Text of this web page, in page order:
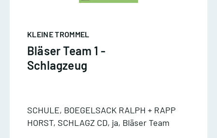
KLEINE TROMMEL
Bläser Team 1 -
Schlagzeug
SCHULE, BOEGELSACK RALPH + RAPP
HORST, SCHLAGZ CD, ja, Bläser Team